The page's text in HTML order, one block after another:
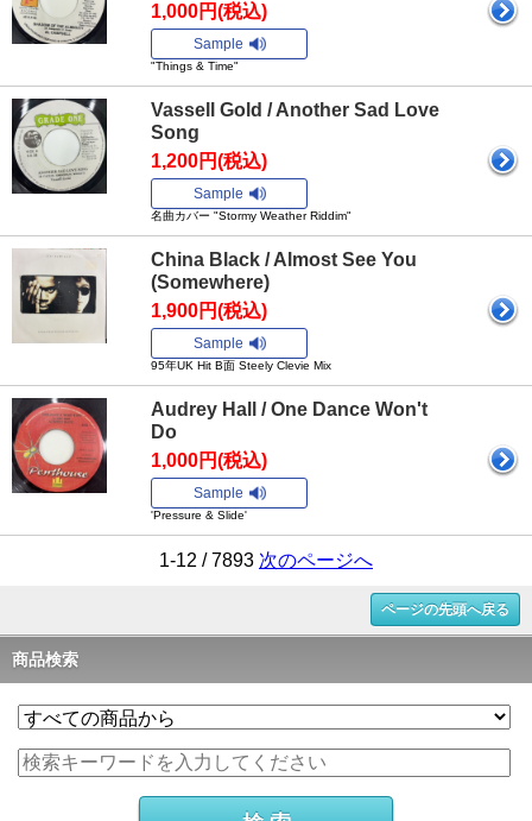
1,000円(税込)
Sample
"Things & Time"
Vassell Gold / Another Sad Love
Song
1,200円(税込)
Sample
名曲カバー "Stormy Weather Riddim"
China Black / Almost See You
(Somewhere)
1,900円(税込)
Sample
95年UK Hit B面 Steely Clevie Mix
Audrey Hall / One Dance Won't
Do
1,000円(税込)
Sample
'Pressure & Slide'
1-12 / 7893 次のページへ
ページの先頭へ戻る
商品検索